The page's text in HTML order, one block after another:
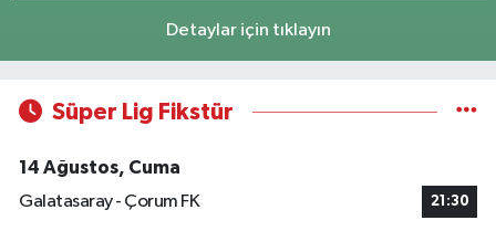
Detaylar için tıklayın
Süper Lig Fikstür
14 Ağustos, Cuma
Galatasaray - Çorum FK
21:30